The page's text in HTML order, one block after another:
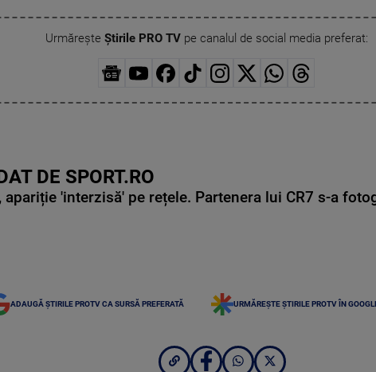
Urmărește Știrile PRO TVpe canalul de social media preferat:
DE SPORT.RO
apariție 'interzisă' pe rețele. Partenera lui CR7 s-a
ADAUGĂ ȘTIRILE PROTV CA SURSĂ PREFERATĂ URMĂREȘTE ȘTIRILE PROTV ÎN